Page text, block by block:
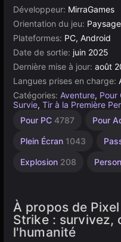
Développeur: MirraGames
Orientation du jeu: Paysage
Plateformes: PC, Android
Date de sortie: juin 2025
Dernière mise à jour: août
Langues prises en charge:
Catégories: Aventure, Pour
Survie, Tir à la Première
Pour PC 4787 Pour
Plein Écran 1043
Explosion 208
Agilité
Bureau
Haute
3572
Russes
Navigateur
Tireur
7
Survie
6
Zombie
9
À propos de
Strike : survivez,
l'humanité